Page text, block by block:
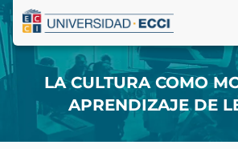
LA CULTURA COMO
APRENDIZAJE DE